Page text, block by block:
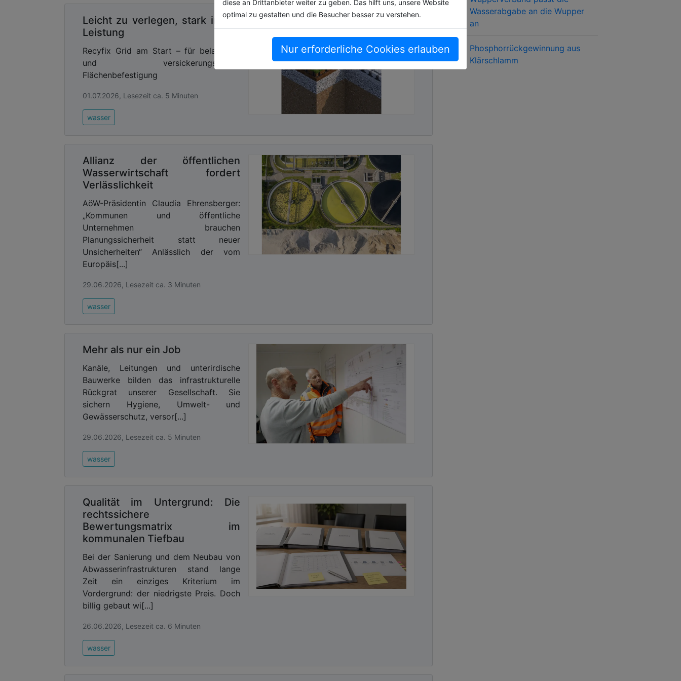
diese an Drittanbieter weiter zu geben. Das hilft uns, unsere Website
optimal zu gestalten und die Besucher besser zu verstehen.
Nur erforderliche Cookies erlauben
beeinträchtigt werden. Die FibreIndustrial-Abdeckungen von KHK sind in allen RAL-Farben
verfügbar und zugleich UV-beständig. So werden insbesondere dunkle Farbtöne nicht
durch die UV-Strahlung beeinflusst. Helle Farben verblassen auch nach Jahrzehnten nur
leicht. Auch gegen Korrosion und chemische Einflüsse sind die FibreIndustrial-Abdeckungen
beständig. Sie zeichnen sich bei häufigem Kontakt mit aggressiven Medien wie Streusalz
oder Chemikalien in Regenwasser und Abwasser durch ihre Widerstandsfähigkeit und
Langlebigkeit aus.
Advertising
Abonnieren Sie unseren Newsletter mit Link zur kostenlosen PDF
Leicht zu verlegen, stark in der
Leistung
Recyfix Grid am Start – für belastbare
und versickerungsfähige
Flächenbefestigung
01.07.2026, Lesezeit ca. 5 Minuten
wasser
Allianz der öffentlichen
Wasserwirtschaft fordert
Verlässlichkeit
AöW-Präsidentin Claudia Ehrensberger:
„Kommunen und öffentliche
Unternehmen brauchen
Planungssicherheit statt neuer
Unsicherheiten“ Anlässlich der vom
Europäis[...]
29.06.2026, Lesezeit ca. 3 Minuten
wasser
Mehr als nur ein Job
Kanäle, Leitungen und unterirdische
Bauwerke bilden das infrastrukturelle
Rückgrat unserer Gesellschaft. Sie
sichern Hygiene, Umwelt- und
Gewässerschutz, versor[...]
29.06.2026, Lesezeit ca. 5 Minuten
wasser
Qualität im Untergrund: Die
rechtssichere
Bewertungsmatrix im
kommunalen Tiefbau
Bei der Sanierung und dem Neubau von
Abwasserinfrastrukturen stand lange
Zeit ein einziges Kriterium im
Vordergrund: der niedrigste Preis. Doch
billig gebaut wi[...]
26.06.2026, Lesezeit ca. 6 Minuten
wasser
Wasserabgabe an die Wupper
an
Phosphorrückgewinnung aus
Klärschlamm